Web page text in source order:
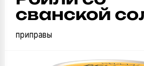
сванской
приправы